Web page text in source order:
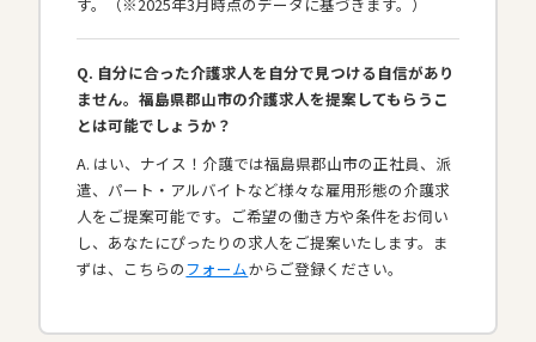
Q. 自分に合った介護求人を自分で見つける自信があり
ません。福島県郡山市の介護求人を提案してもらうこ
とは可能でしょうか？
A. はい、ナイス！介護では福島県郡山市の正社員、派
遣、パート・アルバイトなど様々な雇用形態の介護求
人をご提案可能です。ご希望の働き方や条件をお伺い
し、あなたにぴったりの求人をご提案いたします。ま
ずは、こちらのフォームからご登録ください。